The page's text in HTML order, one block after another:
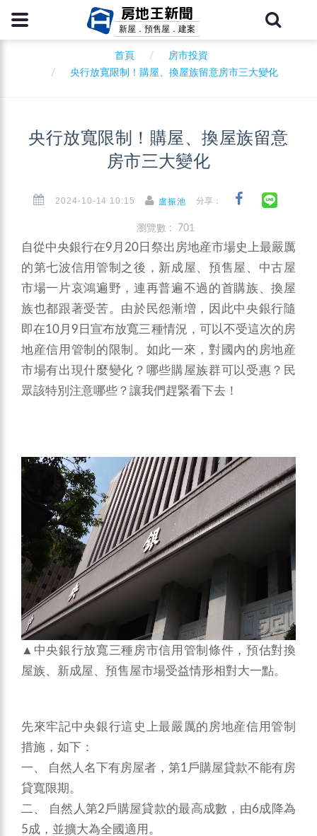
房地王新聞
新屋．預售屋．建案
首頁
房市投資
央行放寬限制！購屋、換屋族留意房市三大變化
央行放寬限制！購屋、換屋族留意
房市三大變化
2024-10-14 10:15 盧振池 分享：
瀏覽數 : 701
自從中央銀行在9月20日祭出房地産市場史上最嚴厲
的第七波信用管制之後，新成屋、預售屋、中古屋
市場一片哀鴻遍野，連再普遍不過的首購族、換屋
族也都跟著受苦。由於民怨漸増，因此中央銀行隨
即在10月9日宣布放寬三種情況，可以不受這次的房
地産信用管制的限制。如此一來，對國內的房地産
市場有出現什麼變化？哪些購屋族群可以受惠？民
眾該特別注意哪些？讓我們趕緊看下去！
▲中央銀行放寬三種房市信用管制條件，預估對換
屋族、新成屋、預售屋市場受益情形相對大一點。
先來牢記中央銀行這史上最嚴厲的房地産信用管制
措施，如下：
一、 自然人名下有房屋者，第1戶購屋貸款不能有房
貸寬限期。
二、 自然人第2戶購屋貸款的最高成數，由6成降為
5成，並擴大為全國適用。